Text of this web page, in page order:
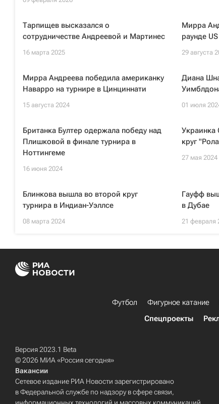
Тарпищев высказался о
сотрудничестве Андреевой и Мартинес
16 марта 2025
Мирра
раунде
29 августа
Мирра Андреева победила американку
Наварро на турнире в Цинциннати
15 августа 2024
Диана
01 июля
Британка Бултер одержала победу над
Плишковой в финале турнира в
Ноттингеме
16 июня 2024
Украинка
круг
27 мая 2024
Блинкова вышла во второй круг
турнира в Индиан-Уэллсе
08 марта 2024
Гауфф
в Дубае
21 февраля
Футбол Фигурное катание
Спецпроекты
Версия 2023.1 Beta
© 2026 МИА «Россия сегодня»
Вакансии
Сетевое издание РИА Новости зарегистрировано
в Федеральной службе по надзору в сфере связи,